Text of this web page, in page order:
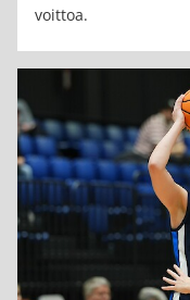
voittoa.